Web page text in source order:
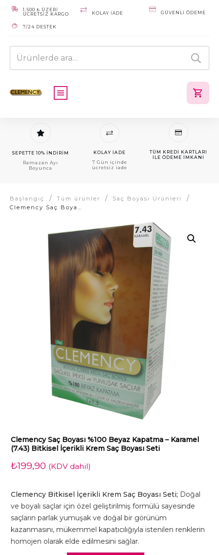
1.500 ₺ ÜZERİ
ÜCRETSİZ KARGO
KOLAY IADE GÜVENLI ÖDEME
7/24 DESTEK
Ara:
SEPETTE 10% İNDİRİM
Ramazan Ayı
Boyunca
KOLAY IADE
7 Gün içinde
ücretsiz iade
TÜM KREDI KARTLARI
ILE ÖDEME IMKANI
Başlangıç / Tüm ürünler / Saç Boyası Ürünleri /
Clemency Saç Boyası %100 Beyaz Kapatma – Karamel (7.43) Bitkisel İçerikli Krem Saç Boyası Seti
Clemency Saç Boyası %100 Beyaz Kapatma – Karamel
(7.43) Bitkisel İçerikli Krem Saç Boyası Seti
₺199,90 (KDV dahil)
Clemency Bitkisel İçerikli Krem Saç Boyası Seti; Doğal
ve boyalı saçlar için özel geliştirilmiş formülü sayesinde
saçların parlak yumuşak ve doğal bir görünüm
kazanmasını, mükemmel kapatıcılığıyla istenilen renklerin
homojen olarak elde edilmesini sağlar.